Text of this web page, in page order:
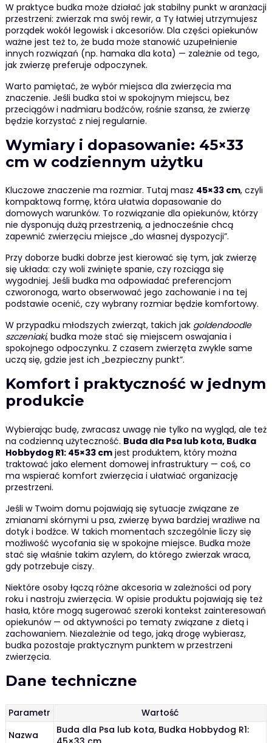
W praktyce budka może działać jak stabilny punkt w aranżacji
przestrzeni: zwierzak ma swój rewir, a Ty łatwiej utrzymujesz
porządek wokół legowisk i akcesoriów. Dla części opiekunów
ważne jest też to, że buda może stanowić uzupełnienie
innych rozwiązań (np. hamaka dla kota) — zależnie od tego,
jak zwierzę preferuje odpoczynek.
Warto pamiętać, że wybór miejsca dla zwierzęcia ma
znaczenie. Jeśli budka stoi w spokojnym miejscu, bez
przeciągów i nadmiaru bodźców, rośnie szansa, że zwierzę
będzie korzystać z niej regularnie.
Wymiary i dopasowanie: 45×33
cm w codziennym użytku
Kluczowe znaczenie ma rozmiar. Tutaj masz 45×33 cm, czyli
kompaktową formę, która ułatwia dopasowanie do
domowych warunków. To rozwiązanie dla opiekunów, którzy
nie dysponują dużą przestrzenią, a jednocześnie chcą
zapewnić zwierzęciu miejsce „do własnej dyspozycji”.
Przy doborze budki dobrze jest kierować się tym, jak zwierzę
się układa: czy woli zwinięte spanie, czy rozciąga się
wygodniej. Jeśli budka ma odpowiadać preferencjom
czworonoga, warto obserwować jego zachowanie i na tej
podstawie ocenić, czy wybrany rozmiar będzie komfortowy.
W przypadku młodszych zwierząt, takich jak goldendoodle
szczeniaki, budka może stać się miejscem oswajania i
spokojnego odpoczynku. Z czasem zwierzęta zwykle same
uczą się, gdzie jest ich „bezpieczny punkt”.
Komfort i praktyczność w jednym
produkcie
Wybierając budę, zwracasz uwagę nie tylko na wygląd, ale też
na codzienną użyteczność. Buda dla Psa lub kota, Budka
Hobbydog R1: 45×33 cmjest produktem, który można
traktować jako element domowej infrastruktury — coś, co
ma wspierać komfort zwierzęcia i ułatwiać organizację
przestrzeni.
Jeśli w Twoim domu pojawiają się sytuacje związane ze
zmianami skórnymi u psa, zwierzę bywa bardziej wrażliwe na
dotyk i bodźce. W takich momentach szczególnie liczy się
możliwość wycofania się w spokojne miejsce. Budka może
stać się właśnie takim azylem, do którego zwierzak wraca,
gdy potrzebuje ciszy.
Niektóre osoby łączą różne akcesoria w zależności od pory
roku i nastroju zwierzęcia. W opisie produktu pojawiają się też
hasła, które mogą sugerować szeroki kontekst zainteresowań
opiekunów — od aktywności po tematy związane z dietą i
zachowaniem. Niezależnie od tego, jaką drogę wybierasz,
budka pozostaje praktycznym punktem w przestrzeni
zwierzęcia.
Dane techniczne
Parametr
Wartość
Nazwa
Buda dla Psa lub kota, Budka Hobbydog R1: